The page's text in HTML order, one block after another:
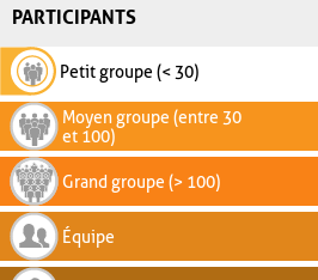
PARTICIPANTS
Petit groupe (< 30)
Moyen groupe (entre 30
et 100)
Grand groupe (> 100)
Équipe